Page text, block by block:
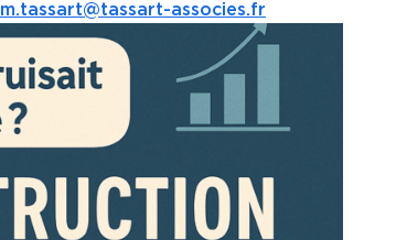
m.tassart@tassart-associes.fr